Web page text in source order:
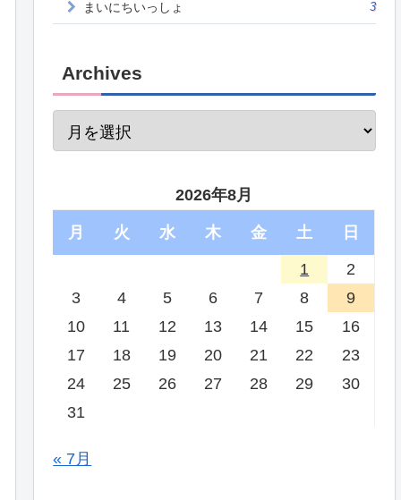
まいにちいっしょ 3
Archives
2026年8月
月 火 水 木 金 土 日
1
2
3
4 5 6 7 8
9
10
11 12 13 14 15
16
17
18 19 20 21 22
23
24
25 26 27 28 29
30
31
« 7月